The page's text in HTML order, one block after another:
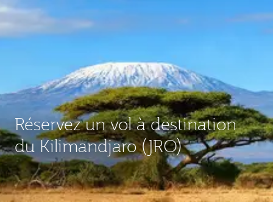
Réservez un vol à destination
du Kilimandjaro (JRO)